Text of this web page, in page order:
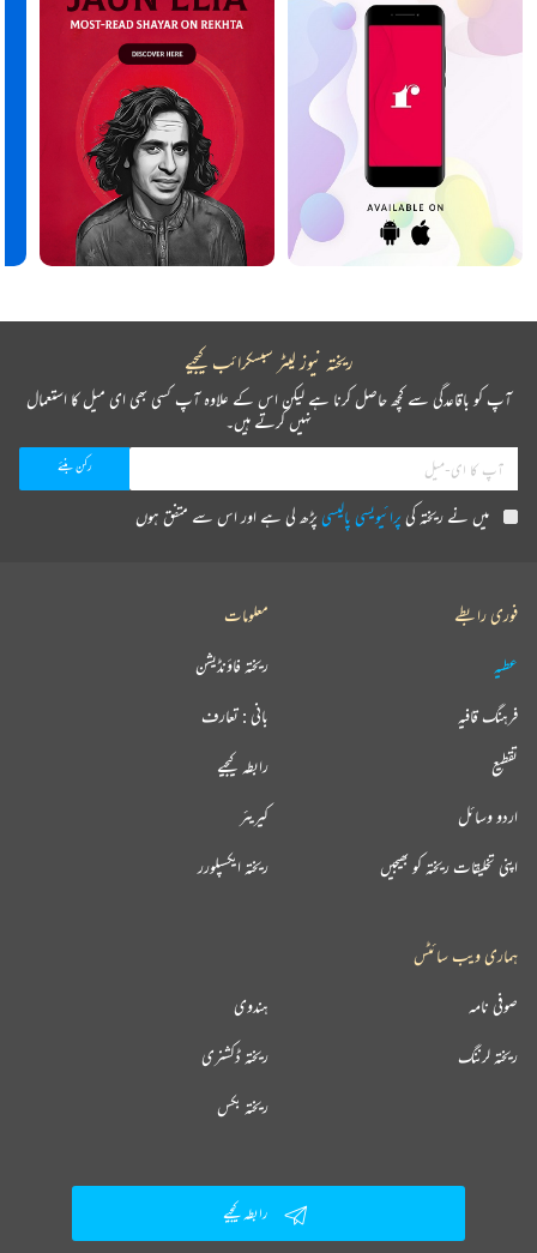
ریختہ نیوز لیٹر سبسکرائب کیجیے
آپ کو باقاعدگی سے کچھ حاصل کرنا ہے لیکن اس کے علاوہ آپ کسی بھی ای میل کا استعمال
نہیں کرتے ہیں۔
میں نے ریختہ کیپرائیویسی پالیسیپڑھ لی ہے اور اس سے متفق ہوں
فوری رابطے
عطیہ
فرہنگ قافیہ
تقطیع
اردو وسائل
اپنی تخلیقات ریختہ کو بھیجیں
معلومات
ریختہ فاؤنڈیشن
بانی : تعارف
رابطہ کیجیے
کیریئر
ریختہ ایکسپلورر
ہماری ویب سائٹس
ہندوی صوفی نامہ
ریختہ ڈکشنری ریختہ لرننگ
ریختہ بکس
رابطہ کیجیے